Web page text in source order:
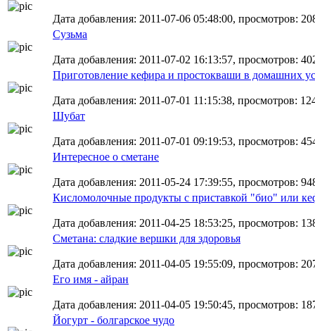
Дата добавления: 2011-07-06 05:48:00, просмотров:
Сузьма
Дата добавления: 2011-07-02 16:13:57, просмотров:
Приготовление кефира и простокваши в домашних
Дата добавления: 2011-07-01 11:15:38, просмотров:
Шубат
Дата добавления: 2011-07-01 09:19:53, просмотров:
Интересное о сметане
Дата добавления: 2011-05-24 17:39:55, просмотров:
Кисломолочные продукты с приставкой "био" или
Дата добавления: 2011-04-25 18:53:25, просмотров:
Сметана: сладкие вершки для здоровья
Дата добавления: 2011-04-05 19:55:09, просмотров:
Его имя - айран
Дата добавления: 2011-04-05 19:50:45, просмотров:
Йогурт - болгарское чудо